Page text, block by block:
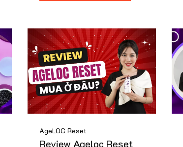
đáo giúp duy trì vẻ đẹp và sức
khỏe vượt thời gian.
AgeLOC Reset
Review Ageloc Reset